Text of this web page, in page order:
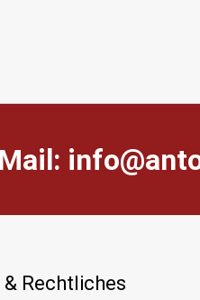
ed.farg-
& Rechtliches